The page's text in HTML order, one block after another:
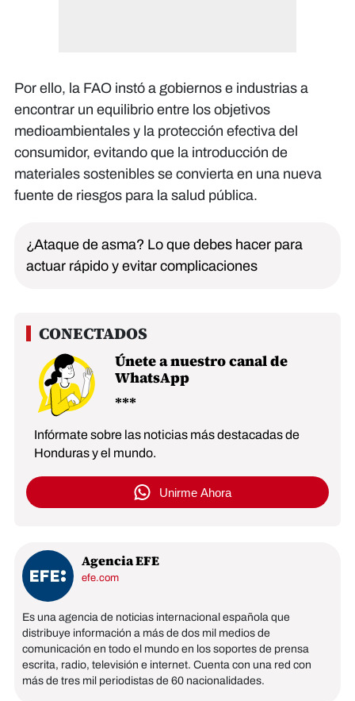
Por ello, la FAO instó a gobiernos e industrias a
encontrar un equilibrio entre los objetivos
medioambientales y la protección efectiva del
consumidor, evitando que la introducción de
materiales sostenibles se convierta en una nueva
fuente de riesgos para la salud pública.
¿Ataque de asma? Lo que debes hacer para
actuar rápido y evitar complicaciones
Únete a nuestro canal de
WhatsApp
Infórmate sobre las noticias más destacadas de
Honduras y el mundo.
Unirme Ahora
Agencia EFE
efe.com
Es una agencia de noticias internacional española que
distribuye información a más de dos mil medios de
comunicación en todo el mundo en los soportes de prensa
escrita, radio, televisión e internet. Cuenta con una red con
más de tres mil periodistas de 60 nacionalidades.